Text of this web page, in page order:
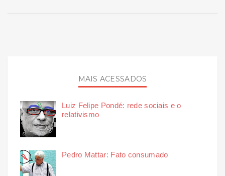
MAIS ACESSADOS
Luiz Felipe Pondé: rede sociais e o
relativismo
Pedro Mattar: Fato consumado